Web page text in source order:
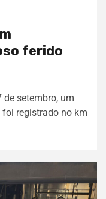
ferido
de setembro, um
registrado no km